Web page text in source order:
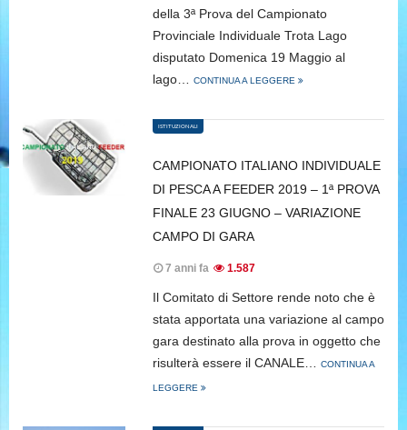
della 3ª Prova del Campionato
Provinciale Individuale Trota Lago
disputato Domenica 19 Maggio al
lago…
CONTINUA A LEGGERE
ISTITUZIONALI
CAMPIONATO ITALIANO INDIVIDUALE
DI PESCA A FEEDER 2019 – 1ª PROVA
FINALE 23 GIUGNO – VARIAZIONE
CAMPO DI GARA
7 anni fa 1.587
Il Comitato di Settore rende noto che è
stata apportata una variazione al campo
gara destinato alla prova in oggetto che
risulterà essere il CANALE…
CONTINUA A
LEGGERE